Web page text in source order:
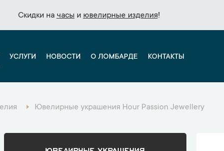
Скидки на часы и ювелирные изделия!
Скидки на часы и ювелирные изделия!
УСЛУГИ НОВОСТИ О ЛОМБАРДЕ КОНТАКТЫ
Ювелирные украшения Hour Passion Jewellery